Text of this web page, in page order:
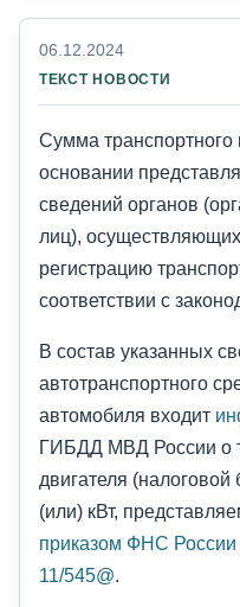
06.12.2024
ТЕКСТ НОВОСТИ
Сумма транспортного
основании
сведений органов
лиц),
регистрацию
соответствии с
В состав указанных
автотранспортного
автомобиля входит
ГИБДД МВД России о
двигателя
(или) кВт,
приказом ФНС
11/545@.